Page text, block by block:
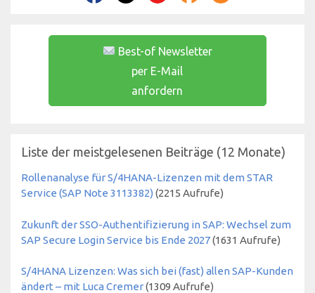
Best-of Newsletter
per E-Mail
anfordern
Liste der meistgelesenen Beiträge (12 Monate)
Rollenanalyse für S/4HANA-Lizenzen mit dem STAR
Service (SAP Note 3113382) (2215 Aufrufe)
Zukunft der SSO-Authentifizierung in SAP: Wechsel zum
SAP Secure Login Service bis Ende 2027(1631 Aufrufe)
S/4HANA Lizenzen: Was sich bei (fast) allen SAP-Kunden
ändert – mit Luca Cremer(1309 Aufrufe)